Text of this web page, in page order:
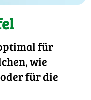
für
wie
für die